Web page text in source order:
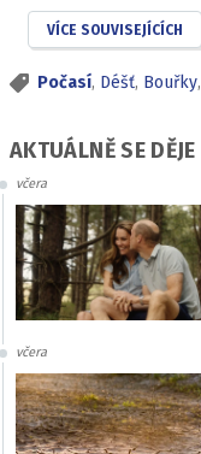
VÍCE SOUVISEJÍCÍCH
Počasí, Déšť, Bouřky,
AKTUÁLNĚ SE DĚJE
včera
včera